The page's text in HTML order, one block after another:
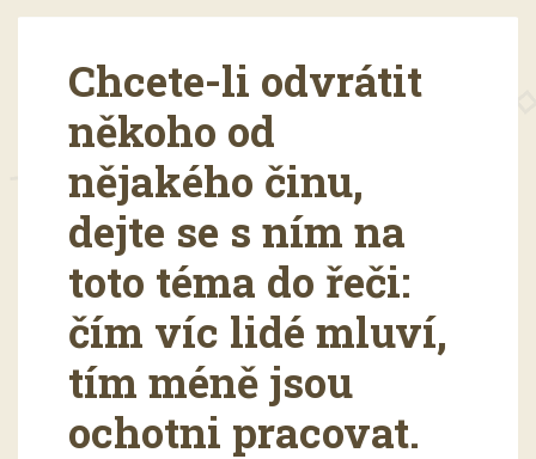
Chcete-li odvrátit
někoho od
nějakého činu,
dejte se s ním na
toto téma do řeči:
čím víc lidé mluví,
tím méně jsou
ochotni pracovat.